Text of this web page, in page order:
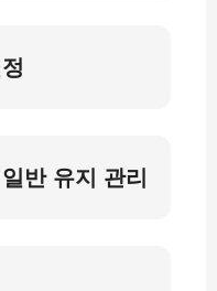
반 유지 관리